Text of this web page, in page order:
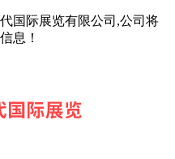
国际展览有限公司,公司将
息！